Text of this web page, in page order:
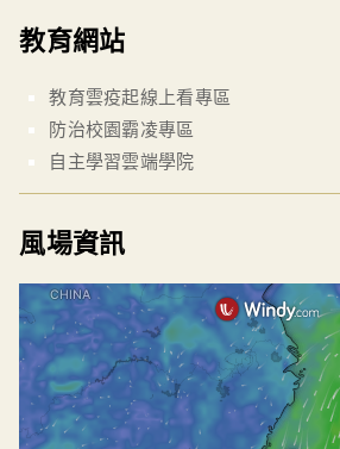
教育網站
教育雲疫起線上看專區
防治校園霸凌專區
自主學習雲端學院
風場資訊